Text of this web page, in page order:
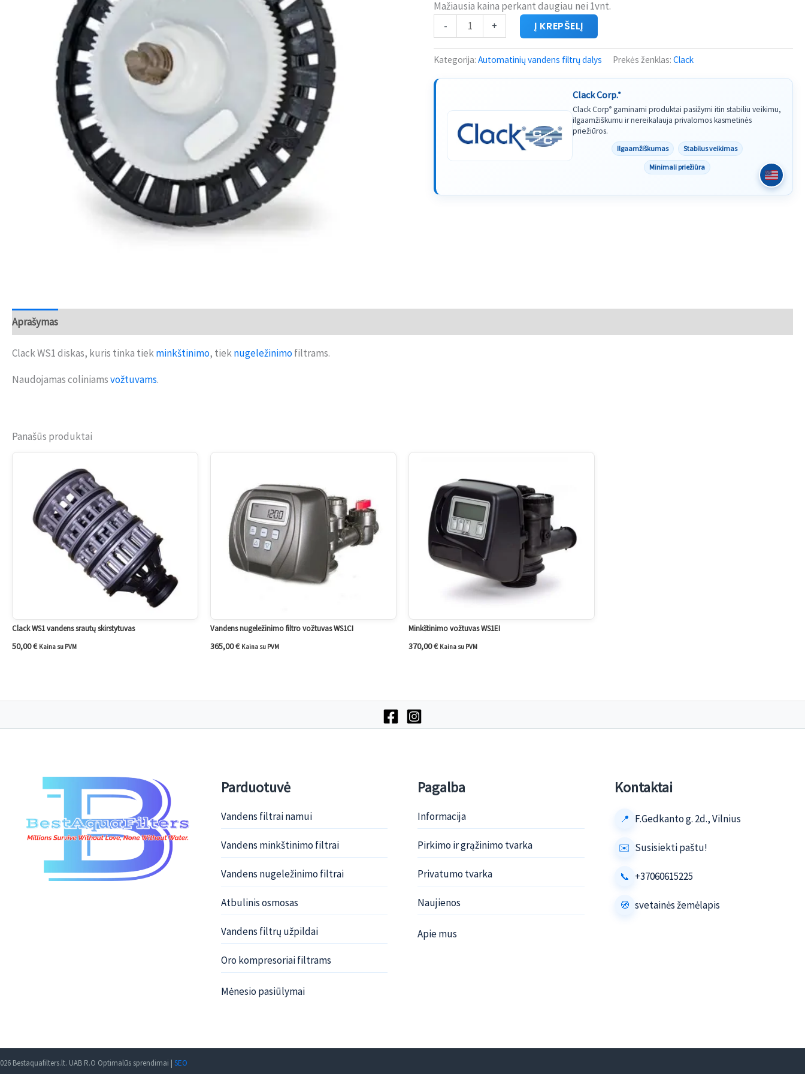
Mažiausia kaina perkant daugiau nei 1vnt.
-
+ Į KREPŠELĮ
Kategorija:Automatinių vandens filtrų dalys Prekės ženklas:Clack
Clack Corp.®
Clack Corp® gaminami produktai pasižymi itin stabiliu veikimu,
ilgaamžiškumu ir nereikalauja privalomos kasmetinės
priežiūros.
Ilgaamžiškumas Stabilus veikimas
Minimali priežiūra
Aprašymas
Clack WS1 diskas, kuris tinka tiekminkštinimo, tieknugeležinimofiltrams.
Naudojamas coliniamsvožtuvams.
Panašūs produktai
Clack WS1 vandens srautų skirstytuvas
50,00€ Kaina su PVM
Vandens nugeležinimo filtro vožtuvas WS1CI
365,00€ Kaina su PVM
Minkštinimo vožtuvas WS1EI
370,00€ Kaina su PVM
Parduotuvė
Vandens filtrai namui
Vandens minkštinimo filtrai
Vandens nugeležinimo filtrai
Atbulinis osmosas
Vandens filtrų užpildai
Oro kompresoriai filtrams
Mėnesio pasiūlymai
Pagalba
Informacija
Pirkimo ir grąžinimo tvarka
Privatumo tvarka
Naujienos
Apie mus
Kontaktai
F.Gedkanto g. 2d., Vilnius
Susisiekti paštu!
+37060615225
svetainės žemėlapis
Bestaquafilters.lt. UAB R.O Optimalūs sprendimai | SEO